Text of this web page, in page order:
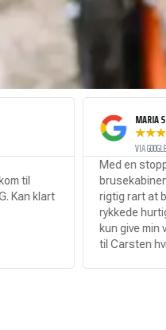
MARIA SØRENSEN
★★★
Med en stoppet kloak
brusekabinen var gode
rigtig rart at blive lyttet
rykkede hurtigt ud og
kun give min varmeste
til Carsten hvis